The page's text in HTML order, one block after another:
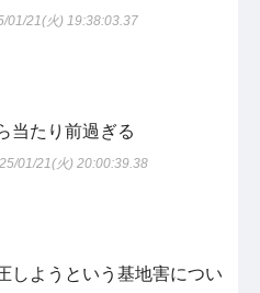
01/21(火) 19:38:03.37
当たり前過ぎる
01/21(火) 20:00:39.38
しようという基地害につい